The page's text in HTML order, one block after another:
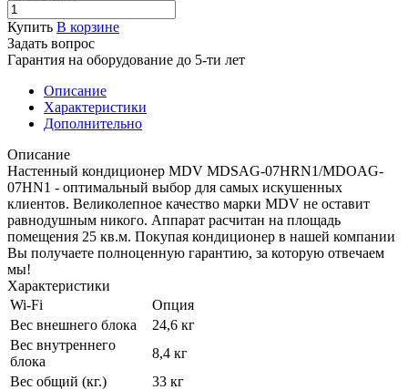
Купить В корзине
Задать вопрос
Гарантия на оборудование до 5-ти лет
Описание
Характеристики
Дополнительно
Описание
Настенный кондиционер MDV MDSAG-07HRN1/MDOAG-
07HN1 - оптимальный выбор для самых искушенных
клиентов. Великолепное качество марки MDV не оставит
равнодушным никого. Аппарат расчитан на площадь
помещения 25 кв.м. Покупая кондиционер в нашей компании
Вы получаете полноценную гарантию, за которую отвечаем
мы!
Характеристики
Wi-Fi
Опция
Вес внешнего блока
24,6 кг
Вес внутреннего
блока
8,4 кг
Вес общий (кг.)
33 кг